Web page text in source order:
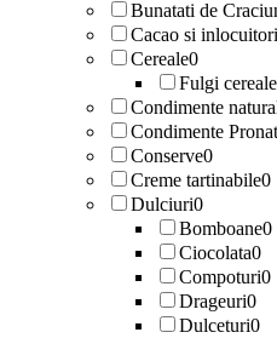
Bunatati de
Cacao si inlocuitori
Cereale0
Fulgi
Condimente
Condimente Pronat
Conserve0
Creme tartinabile0
Dulciuri0
Bomboane0
Ciocolata0
Compoturi0
Drageuri0
Dulceturi0